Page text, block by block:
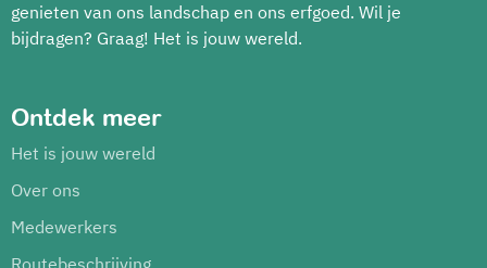
genieten van ons landschap en ons erfgoed. Wil je
bijdragen? Graag! Het is jouw wereld.
Ontdek meer
Het is jouw wereld
Over ons
Medewerkers